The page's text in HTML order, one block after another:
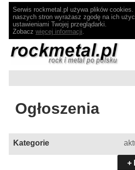
Serwis rockmetal.pl używa plików
naszych stron wyrażasz zgodę na ich
ustawieniami Twojej przeglądarki.
Zobacz więcej informacji.
Ogłoszenia
Kategorie
+